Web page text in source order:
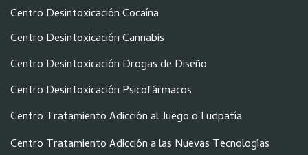
Centro Desintoxicación Cocaína
Centro Desintoxicación Cannabis
Centro Desintoxicación Drogas de Diseño
Centro Desintoxicación Psicofármacos
Centro Tratamiento Adicción al Juego o Ludpatía
Centro Tratamiento Adicción a las Nuevas Tecnologías